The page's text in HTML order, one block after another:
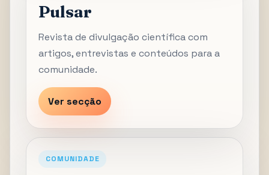
Pulsar
Revista de divulgação científica com
artigos, entrevistas e conteúdos para a
comunidade.
Ver secção
COMUNIDADE